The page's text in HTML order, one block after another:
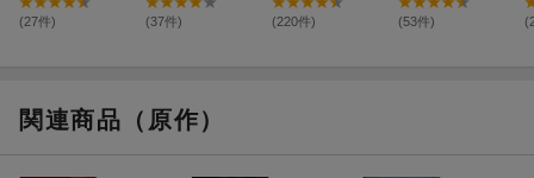
(27件) (37件) (220件) (53件)
関連商品（原作）